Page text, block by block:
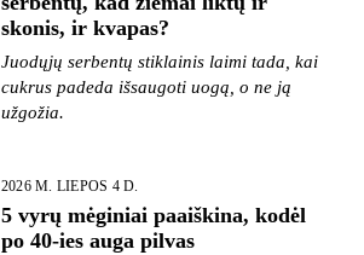
skonis, ir kvapas?
Juodųjų serbentų stiklainis laimi tada, kai
cukrus padeda išsaugoti uogą, o ne ją
užgožia.
2026 M. LIEPOS 4 D.
5 vyrų mėginiai paaiškina, kodėl
po 40-ies auga pilvas